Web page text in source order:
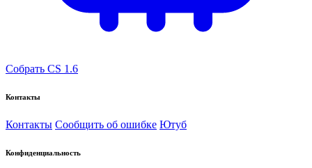
Собрать CS 1.6
Контакты
Контакты Сообщить об ошибке Ютуб
Конфиденциальность